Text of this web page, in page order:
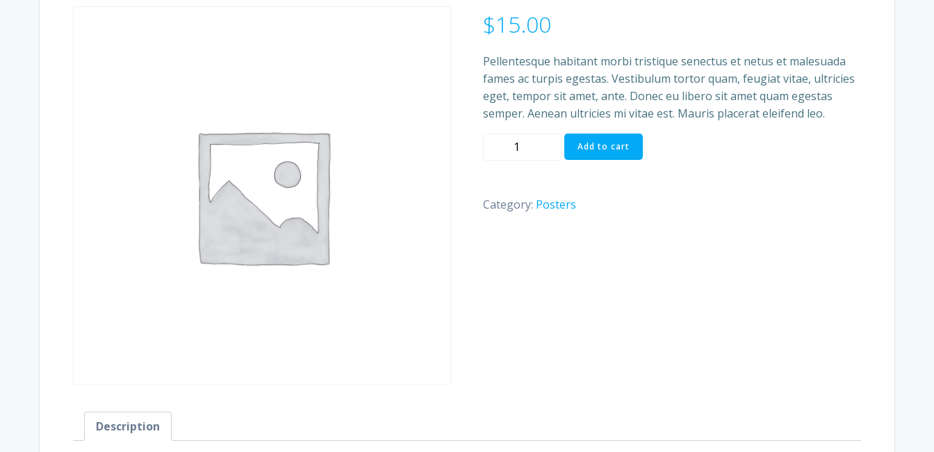
$15.00
Pellentesque habitant morbi tristique senectus et netus et malesuada
fames ac turpis egestas. Vestibulum tortor quam, feugiat vitae, ultricies
eget, tempor sit amet, ante. Donec eu libero sit amet quam egestas
semper. Aenean ultricies mi vitae est. Mauris placerat eleifend leo.
Add to cart
Category: Posters
Description